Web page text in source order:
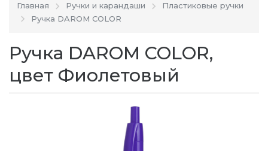
Главная Ручки и карандаши
Пластиковые ручки
Ручка DAROM COLOR
Ручка DAROM COLOR,
цвет Фиолетовый